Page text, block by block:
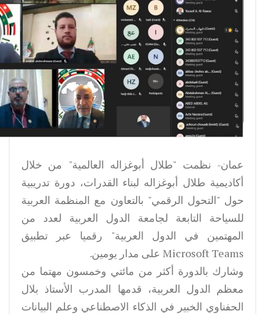
عمان- نظمت "طلال أبوغزاله العالمية" من خلال
أكاديمية طلال أبوغزاله لبناء القدرات، دورة تدريبية
حول "التحول الرقمي" بالتعاون مع المنظمة العربية
للسياحة التابعة لجامعة الدول العربية لعدد من
المهتمين في الدول العربية" رقميا عبر تطبيق
Microsoft Teams على مدار يومين.
وشارك بالدورة أكثر من مائتي وخمسون مهتما من
معظم الدول العربية، قدمها المدرب الأستاذ بلال
الحفناوي الخبير في الذكاء الاصطناعي وعلم البيانات